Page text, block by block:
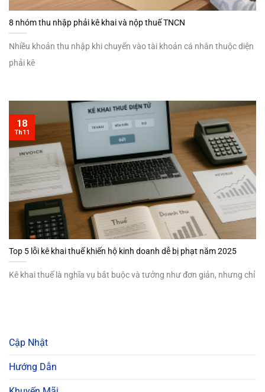
8 nhóm thu nhập phải kê khai và nộp thuế TNCN
Nhiều khoản thu nhập khi chuyển vào tài khoản cá nhân thuộc diện
phải kê
Top 5 lỗi kê khai thuế khiến hộ kinh doanh dễ bị phạt năm 2025
Kê khai thuế là nghĩa vụ bắt buộc và tưởng như đơn giản, nhưng chỉ
18
Th11
Cập Nhật
Hướng Dẫn